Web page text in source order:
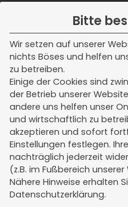
Bitte
Wir setzen auf unserer
nichts Böses und helfen
zu betreiben.
Einige der Cookies sind
der Betrieb unserer
andere uns helfen unser
und wirtschaftlich zu
akzeptieren und sofort
Einstellungen festlegen.
nachträglich jederzeit
(z.B. im Fußbereich
Nähere Hinweise erhalten
Datenschutzerklärung.
Unsere Kern -
Montag - Freitag
08:00 - 12:00 Uhr
Termine außerhalb
Vereinbarung.
Rechtliches
Impressum